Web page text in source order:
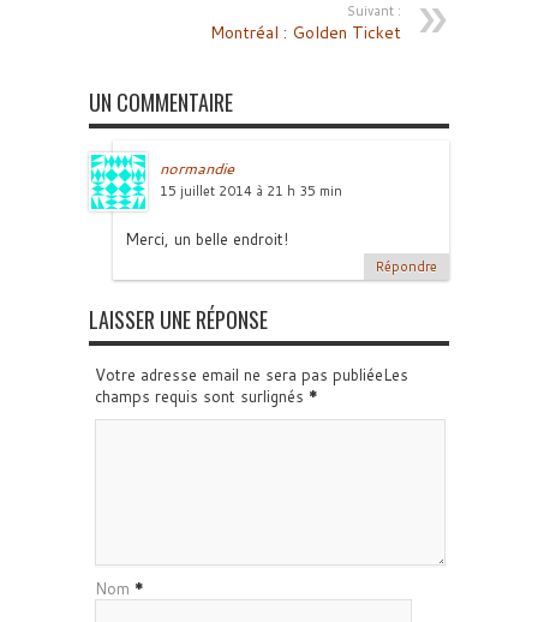
Suivant :
Montréal : Golden Ticket
UN COMMENTAIRE
normandie
15 juillet 2014 à 21 h 35 min
Merci, un belle endroit!
Répondre
LAISSER UNE RÉPONSE
Votre adresse email ne sera pas publiéeLes
champs requis sont surlignés *
Nom *